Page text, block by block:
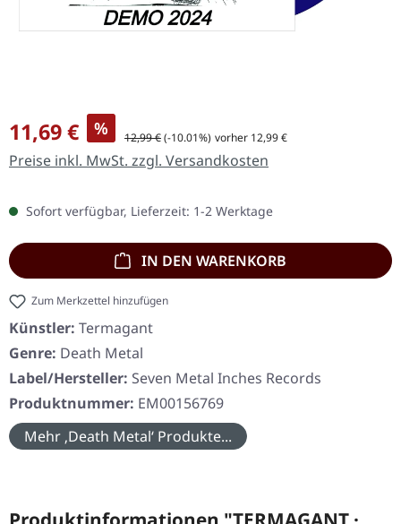
Verkaufspreis:
11,69 € % Regulärer Preis:
12,99 €(-10.01%) vorher 12,99 €
Preise inkl. MwSt. zzgl. Versandkosten
Sofort verfügbar, Lieferzeit: 1-2 Werktage
IN DEN WARENKORB
Zum Merkzettel hinzufügen
Künstler: Termagant
Genre: Death Metal
Label/Hersteller: Seven Metal Inches Records
Produktnummer: EM00156769
Mehr ‚Death Metal‘ Produkte...